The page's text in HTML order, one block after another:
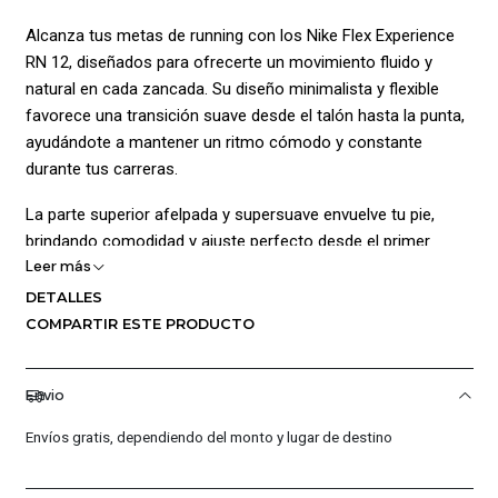
Alcanza tus metas de running con los Nike Flex Experience
RN 12, diseñados para ofrecerte un movimiento fluido y
natural en cada zancada. Su diseño minimalista y flexible
favorece una transición suave desde el talón hasta la punta,
ayudándote a mantener un ritmo cómodo y constante
durante tus carreras.
La parte superior afelpada y supersuave envuelve tu pie,
brindando comodidad y ajuste perfecto desde el primer
paso. Además, las ranuras en la suela exterior permiten una
flexibilidad óptima, permitiendo que tu pie se mueva
libremente, adaptándose a cualquier terreno.
Gracias a su diseño con menos altura, estos tenis ofrecen
mayor ligereza sin comprometer la estabilidad y sujeción que
que buscan comodidad, soporte y libertad de movimiento en
Leer más
DETALLES
COMPARTIR ESTE PRODUCTO
Envio
Envíos gratis, dependiendo del monto y lugar de destino